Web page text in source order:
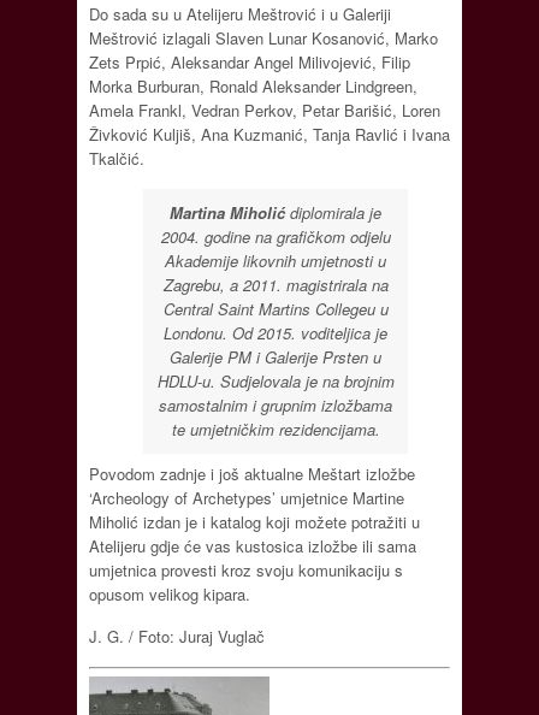
Do sada su u Atelijeru Meštrović i u Galeriji
Meštrović izlagali Slaven Lunar Kosanović, Marko
Zets Prpić, Aleksandar Angel Milivojević, Filip
Morka Burburan, Ronald Aleksander Lindgreen,
Amela Frankl, Vedran Perkov, Petar Barišić, Loren
Živković Kuljiš, Ana Kuzmanić, Tanja Ravlić i Ivana
Tkalčić.
Martina Miholić diplomirala je
2004. godine na grafičkom odjelu
Akademije likovnih umjetnosti u
Zagrebu, a 2011. magistrirala na
Central Saint Martins Collegeu u
Londonu. Od 2015. voditeljica je
Galerije PM i Galerije Prsten u
HDLU-u. Sudjelovala je na brojnim
samostalnim i grupnim izložbama
te umjetničkim rezidencijama.
Povodom zadnje i još aktualne Meštart izložbe
‘Archeology of Archetypes’ umjetnice Martine
Miholić izdan je i katalog koji možete potražiti u
Atelijeru gdje će vas kustosica izložbe ili sama
umjetnica provesti kroz svoju komunikaciju s
opusom velikog kipara.
J. G. / Foto: Juraj Vuglač